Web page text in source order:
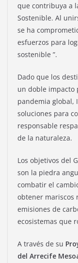
que contribuya a
Sostenible. Al
se ha
esfuerzos para
sostenible ”.
Dado que los
un doble impacto
pandemia global,
soluciones para
responsable
de la naturaleza.
Los objetivos del
son la piedra
combatir el
obtener mariscos
emisiones de
ecosistemas que
A través de su
del Arrecife